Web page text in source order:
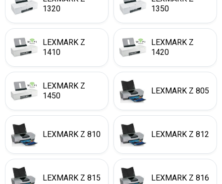
1320
1350
LEXMARK Z
1410
LEXMARK Z
1420
LEXMARK Z
1450
LEXMARK Z 805
LEXMARK Z 810 LEXMARK Z 812
LEXMARK Z 815 LEXMARK Z 816